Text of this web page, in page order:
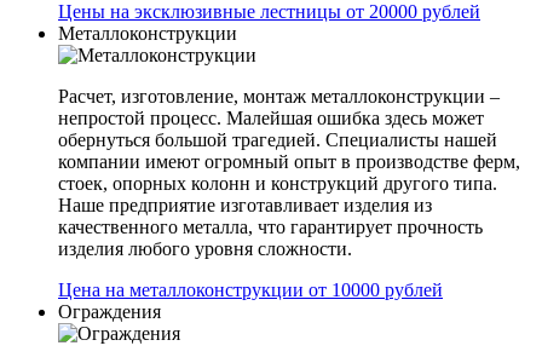
Цены на эксклюзивные лестницы от 20000 рублей
Металлоконструкции
Расчет, изготовление, монтаж металлоконструкции –
непростой процесс. Малейшая ошибка здесь может
обернуться большой трагедией. Специалисты нашей
компании имеют огромный опыт в производстве ферм,
стоек, опорных колонн и конструкций другого типа.
Наше предприятие изготавливает изделия из
качественного металла, что гарантирует прочность
изделия любого уровня сложности.
Цена на металлоконструкции от 10000 рублей
Ограждения